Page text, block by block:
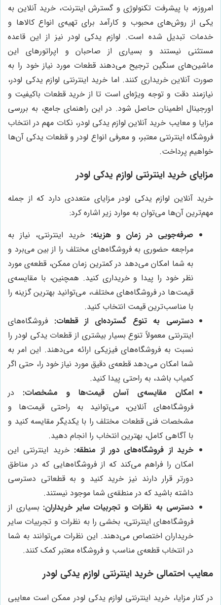
امروزه، با پیشرفت تکنولوژی و گسترش اینترنت، خرید آنلاین به
یکی از روش‌های محبوب و کارآمد برای تهیه‌ی انواع کالاها و
خدمات تبدیل شده است. لوازم یدکی لودر نیز از این قاعده
مستثنی نیستند و بسیاری از صاحبان و اپراتورهای این
ماشین‌های سنگین ترجیح می‌دهند قطعات مورد نیاز خود را به
صورت آنلاین خریداری کنند. اما خرید اینترنتی لوازم یدکی لودر،
نیازمند دقت و توجه ویژه‌ای است تا از خرید قطعات باکیفیت و
اورجینال اطمینان حاصل شود. در این راهنمای جامع، به بررسی
مزایا و معایب خرید آنلاین لوازم یدکی لودر، نکات مهم در انتخاب
فروشگاه اینترنتی معتبر، و معرفی انواع لودر و قطعات یدکی آن‌ها
خواهیم پرداخت.
مزایای خرید اینترنتی لوازم یدکی لودر
خرید آنلاین لوازم یدکی لودر مزایای متعددی دارد که از جمله
مهم‌ترین آن‌ها می‌توان به موارد زیر اشاره کرد:
صرفه‌جویی در زمان و هزینه: خرید اینترنتی، نیاز به
مراجعه حضوری به فروشگاه‌های مختلف را از بین می‌برد و
به شما امکان می‌دهد در کمترین زمان ممکن، قطعه‌ی مورد
نظر خود را پیدا و خریداری کنید. همچنین، با مقایسه‌ی
قیمت‌ها در فروشگاه‌های مختلف، می‌توانید بهترین گزینه را
با مناسب‌ترین قیمت انتخاب کنید.
دسترسی به تنوع گسترده‌ای از قطعات: فروشگاه‌های
اینترنتی معمولاً تنوع بسیار بیشتری از قطعات یدکی لودر را
نسبت به فروشگاه‌های فیزیکی ارائه می‌دهند. این امر به
شما امکان می‌دهد قطعه‌ی دقیق مورد نیاز خود را، حتی اگر
کمیاب باشد، به راحتی پیدا کنید.
امکان مقایسه‌ی آسان قیمت‌ها و مشخصات: در
فروشگاه‌های آنلاین، می‌توانید به راحتی قیمت‌ها و
مشخصات فنی قطعات مختلف را با یکدیگر مقایسه کنید و
با آگاهی کامل، بهترین انتخاب را انجام دهید.
خرید از فروشگاه‌های دور از منطقه: خرید اینترنتی این
امکان را فراهم می‌کند که از فروشگاه‌هایی که در مناطق
دورتر قرار دارند نیز خرید کنید و به قطعاتی دسترسی
داشته باشید که در منطقه‌ی شما موجود نیستند.
دسترسی به نظرات و تجربیات سایر خریداران: بسیاری از
فروشگاه‌های اینترنتی، بخشی را به نظرات و تجربیات سایر
خریداران اختصاص می‌دهند. این نظرات می‌توانند به شما
در انتخاب قطعه‌ی مناسب و فروشگاه معتبر کمک کنند.
معایب احتمالی خرید اینترنتی لوازم یدکی لودر
در کنار مزایا، خرید اینترنتی لوازم یدکی لودر ممکن است معایبی